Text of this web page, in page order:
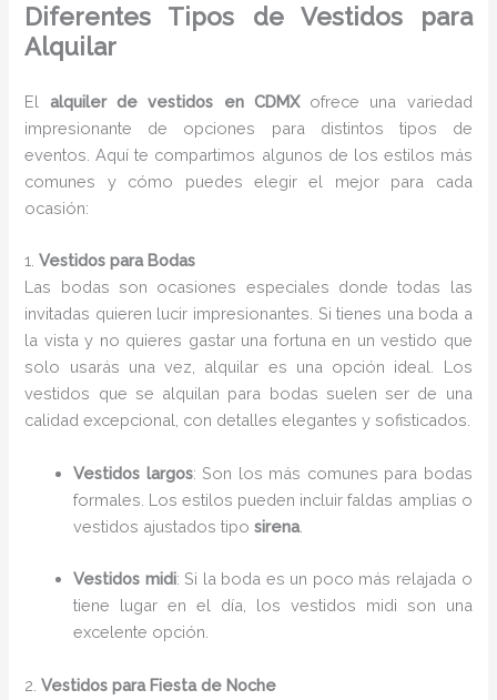
Diferentes Tipos de Vestidos para
Alquilar
El alquiler de vestidos en CDMXofrece una variedad
impresionante de opciones para distintos tipos de
eventos. Aquí te compartimos algunos de los estilos más
comunes y cómo puedes elegir el mejor para cada
ocasión:
1.Vestidos para Bodas
Las bodas son ocasiones especiales donde todas las
invitadas quieren lucir impresionantes. Si tienes una boda a
la vista y no quieres gastar una fortuna en un vestido que
solo usarás una vez, alquilar es una opción ideal. Los
vestidos que se alquilan para bodas suelen ser de una
calidad excepcional, con detalles elegantes y sofisticados.
Vestidos largos: Son los más comunes para bodas
formales. Los estilos pueden incluir faldas amplias o
vestidos ajustados tiposirena.
Vestidos midi: Si la boda es un poco más relajada o
tiene lugar en el día, los vestidos midi son una
excelente opción.
2.Vestidos para Fiesta de Noche